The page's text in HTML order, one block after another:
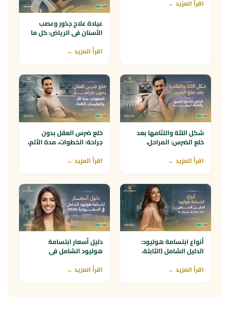
طريقة ثانية
اقرأ المزيد ←
عيادة علاج جذور وعصب
الأسنان في الرياض: كل ما
اقرأ المزيد ←
شكل اللثة والتئامها بعد
خلع الضرس: المراحل،
البيضاء
اقرأ المزيد ←
خلع ضرس العقل بدون
جراحة: الخطوات، مدة الألم،
اقرأ المزيد ←
أنواع ابتسامة هوليود:
الدليل الشامل (الثابتة،
اقرأ المزيد ←
دليل أسعار ابتسامة
هوليود الشامل في
اقرأ المزيد ←